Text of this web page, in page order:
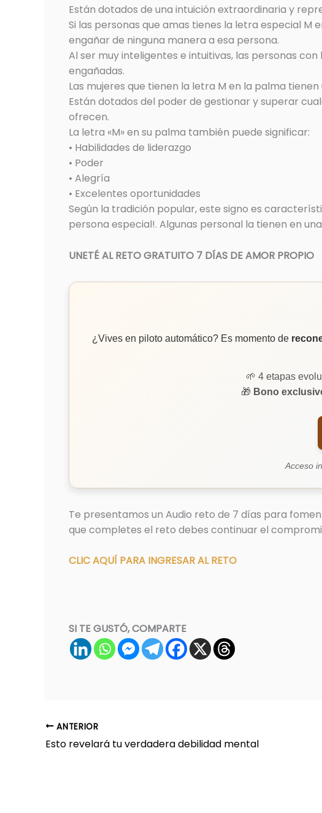
Están dotados de una intuición extraordinaria y
Si las personas que amas tienes la letra especial
engañar de ninguna manera a esa persona.
Al ser muy inteligentes e intuitivas, las personas
engañadas.
Las mujeres que tienen la letra M en la palma
Están dotados del poder de gestionar y superar
ofrecen.
La letra «M» en su palma también puede significar:
• Habilidades de liderazgo
• Poder
• Alegría
• Excelentes oportunidades
Según la tradición popular, este signo es
persona especial!. Algunas personal la tienen en
UNETÉ AL RETO GRATUITO 7 DÍAS DE AMOR PROPIO
¿Vives en piloto automático? Es momento de
🌱 4 etapas
🎁 Bono
Acceso
Te presentamos un Audio reto de 7 días para
que completes el reto debes continuar el
CLIC AQUÍ PARA INGRESAR AL RETO
SI TE GUSTÓ, COMPARTE
ANTERIOR
Esto revelará tu verdadera debilidad mental